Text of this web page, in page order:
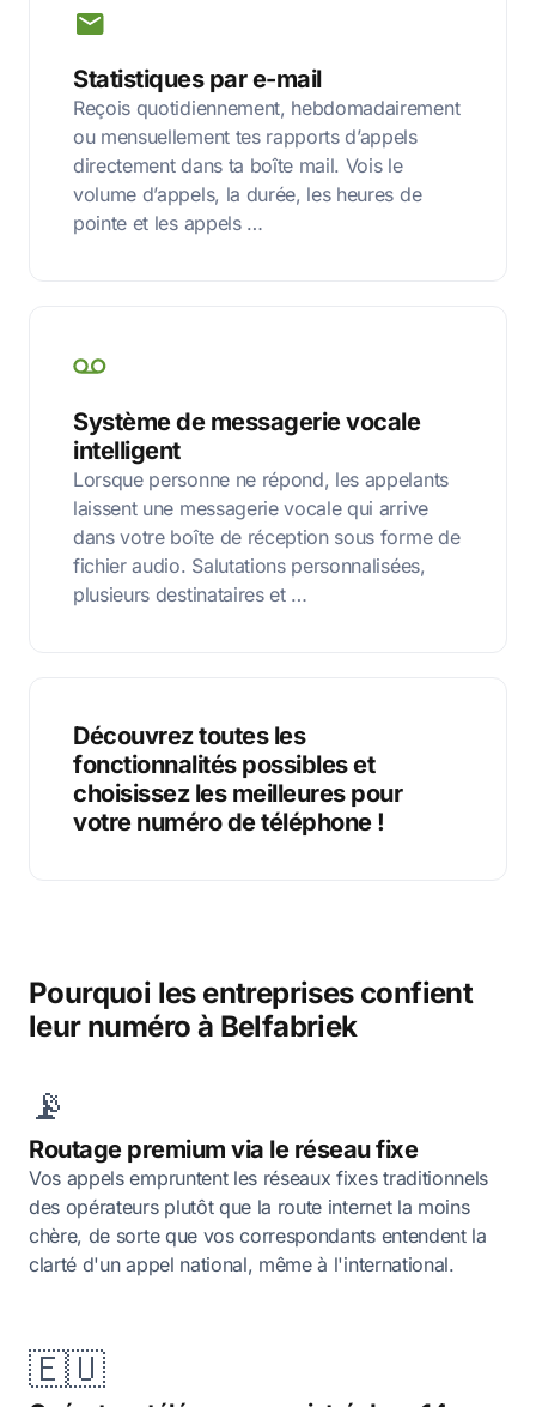
Statistiques par e-mail
Reçois quotidiennement, hebdomadairement
ou mensuellement tes rapports d’appels
directement dans ta boîte mail. Vois le
volume d’appels, la durée, les heures de
pointe et les appels …
Système de messagerie vocale
intelligent
Lorsque personne ne répond, les appelants
laissent une messagerie vocale qui arrive
dans votre boîte de réception sous forme de
fichier audio. Salutations personnalisées,
plusieurs destinataires et …
Découvrez toutes les
fonctionnalités possibles et
choisissez les meilleures pour
votre numéro de téléphone !
Pourquoi les entreprises confient
leur numéro à Belfabriek
📡
Routage premium via le réseau fixe
Vos appels empruntent les réseaux fixes traditionnels
des opérateurs plutôt que la route internet la moins
chère, de sorte que vos correspondants entendent la
clarté d'un appel national, même à l'international.
🇪🇺